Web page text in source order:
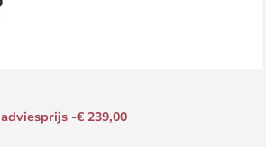
adviesprijs -€ 239,00